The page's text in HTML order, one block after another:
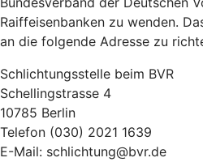
Raiffeisenbanken zu wenden.
an die folgende Adresse zu
Schlichtungsstelle beim BVR
Schellingstrasse 4
10785 Berlin
Telefon (030) 2021 1639
E-Mail: schlichtung@bvr.de